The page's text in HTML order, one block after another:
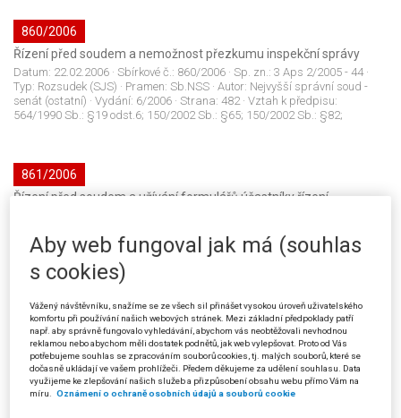
860/2006
Řízení před soudem a nemožnost přezkumu inspekční správy
Datum: 22.02.2006 · Sbírkové č.: 860/2006 · Sp. zn.: 3 Aps 2/2005 - 44·
Typ: Rozsudek (SJS) · Pramen: Sb.NSS · Autor: Nejvyšší správní soud -
senát (ostatní) · Vydání: 6/2006 · Strana: 482· Vztah k předpisu:
564/1990 Sb.: §19 odst.6; 150/2002 Sb.: §65; 150/2002 Sb.: §82;
861/2006
Řízení před soudem a užívání formulářů účastníky řízení
senát (ostatní)· Vydání: 6/2006· Strana:484 · Vztah k předpisu:
150/2002 Sb.: §37; 150/2002 Sb.: §47 písm.a); 150/2002 Sb.: §47;
862/2006
Řízení před soudem a místní příslušnost (věci důchodového
pojištění)
Datum:09.11.2004· Sbírkové č.:862/2006· Sp. zn.:Nad 115/2004 - 21
Typ:Usnesení (SJS)· Pramen:Sb.NSS· Autor: Nejvyšší správní soud -
· Strana:
Aby web fungoval jak má (souhlas
s cookies)
Vážený návštěvníku, snažíme se ze všech sil přinášet vysokou úroveň uživatelského
komfortu při používání našich webových stránek. Mezi základní předpoklady patří
např. aby správně fungovalo vyhledávání, abychom vás neobtěžovali nevhodnou
reklamou nebo abychom měli dostatek podnětů, jak web vylepšovat. Proto od Vás
potřebujeme souhlas se zpracováním souborů cookies, tj. malých souborů, které se
dočasně ukládají ve vašem prohlížeči. Předem děkujeme za udělení souhlasu. Data
využijeme ke zlepšování našich služeb a přizpůsobení obsahu webu přímo Vám na
míru.
Oznámení o ochraně osobních údajů a souborů cookie